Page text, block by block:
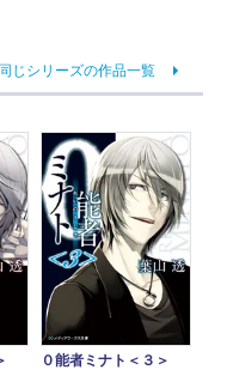
同じシリーズの作品一覧
０能者ミナト＜３＞